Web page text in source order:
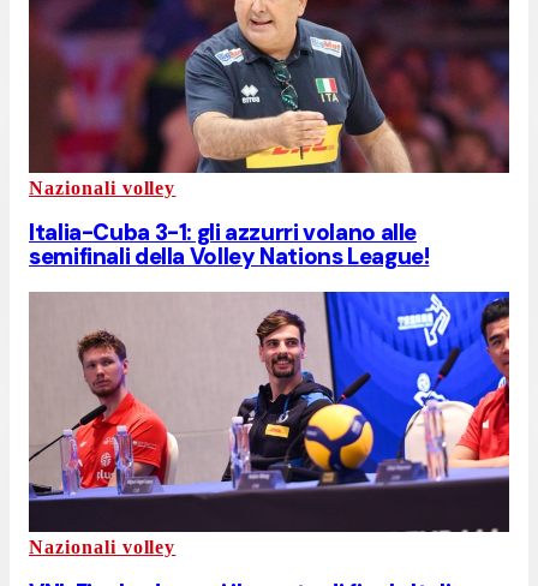
Nazionali volley
Italia-Cuba 3-1: gli azzurri volano alle
semifinali della Volley Nations League!
Nazionali volley